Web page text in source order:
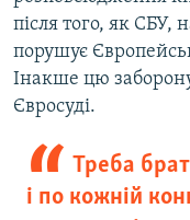
після того, як СБУ,
порушує
Інакше цю
Євросуді.
Треба
і по кожній